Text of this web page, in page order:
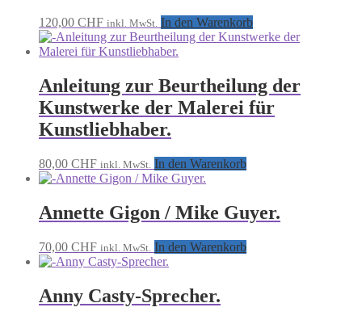
120,00 CHF inkl. MwSt. In den Warenkorb
Anleitung zur Beurtheilung der
Kunstwerke der Malerei für
Kunstliebhaber.
80,00 CHF inkl. MwSt. In den Warenkorb
Annette Gigon / Mike Guyer.
70,00 CHF inkl. MwSt. In den Warenkorb
Anny Casty-Sprecher.